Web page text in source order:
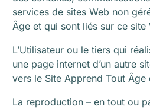
services de sites Web non
Âge et qui sont liés sur ce site
L’Utilisateur ou le tiers qui
une page internet d’un autre
vers le Site Apprend Tout
La reproduction – en tout ou